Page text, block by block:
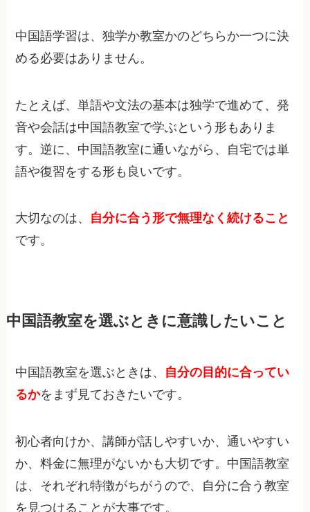
中国語学習は、独学か教室かのどちらか一つに決
める必要はありません。
たとえば、単語や文法の基本は独学で進めて、発
音や会話は中国語教室で学ぶという形もありま
す。逆に、中国語教室に通いながら、自宅では単
語や復習をする形も良いです。
大切なのは、 自分に合う形で無理なく続けること
です。
中国語教室を選ぶときに意識したいこと
中国語教室を選ぶときは、 自分の目的に合ってい
るかをまず見ておきたいです。
初心者向けか、講師が話しやすいか、通いやすい
か、料金に無理がないかも大切です。中国語教室
は、それぞれ特徴がちがうので、自分に合う教室
を見つけることが大事です。